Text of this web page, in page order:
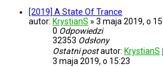
[2019] A State Of Trance
autor: KrystianS » 3 maja 2019, o
0 Odpowiedzi
32353 Odsłony
Ostatni postautor: KrystianS
3 maja 2019, o 15:23